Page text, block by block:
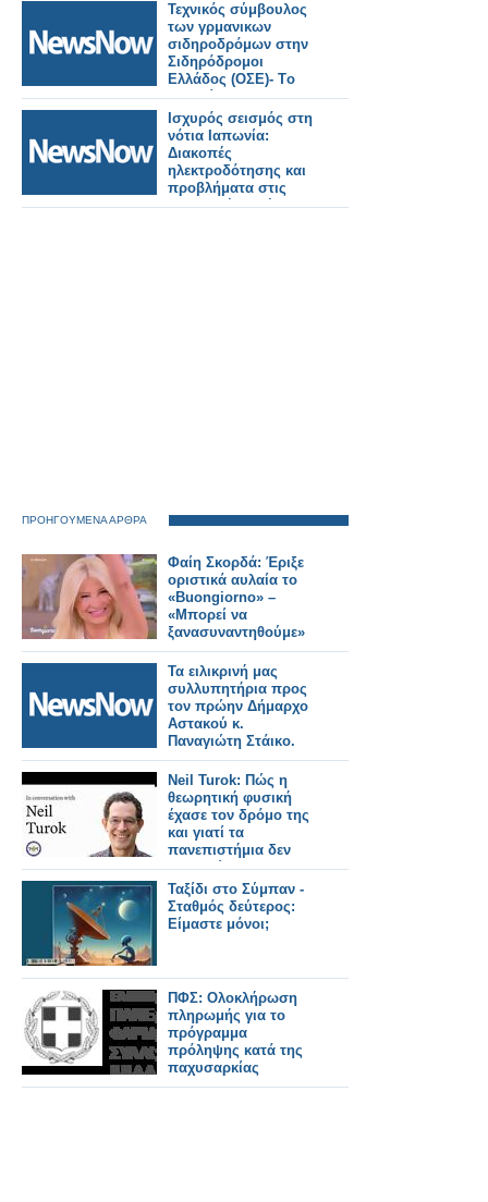
Τεχνικός σύμβουλος
των γρμανικων
σιδηροδρόμων στην
Σιδηρόδρομοι
Ελλάδος (ΟΣΕ)- Tο
αντικείμενο της
συνεργασίας.
Ισχυρός σεισμός στη
νότια Ιαπωνία:
Διακοπές
ηλεκτροδότησης και
προβλήματα στις
μεταφορές. Τρένο
ΠΡΟΗΓΟΥΜΕΝΑ ΑΡΘΡΑ
Φαίη Σκορδά: Έριξε
οριστικά αυλαία το
«Buongiorno» –
«Μπορεί να
ξανασυναντηθούμε»
Τα ειλικρινή μας
συλλυπητήρια προς
τον πρώην Δήμαρχο
Αστακού κ.
Παναγιώτη Στάικο.
Neil Turok: Πώς η
θεωρητική φυσική
έχασε τον δρόμο της
και γιατί τα
πανεπιστήμια δεν
ενθαρρύνουν την
πρωτοτυπία
Ταξίδι στο Σύμπαν -
Σταθμός δεύτερος:
Είμαστε μόνοι;
ΠΦΣ: Ολοκλήρωση
πληρωμής για το
πρόγραμμα
πρόληψης κατά της
παχυσαρκίας